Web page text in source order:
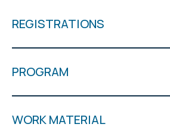
REGISTRATIONS
PROGRAM
WORK MATERIAL